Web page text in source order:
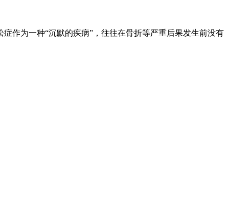
作为一种“沉默的疾病”，往往在骨折等严重后果发生前没有